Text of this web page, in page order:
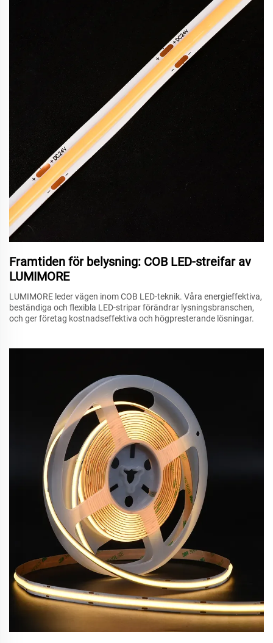
Framtiden för belysning: COB LED-streifar av
LUMIMORE
LUMIMORE leder vägen inom COB LED-teknik. Våra energieffektiva,
beständiga och flexibla LED-stripar förändrar lysningsbranschen,
och ger företag kostnadseffektiva och högpresterande lösningar.